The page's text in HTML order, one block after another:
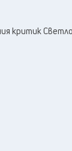
критик